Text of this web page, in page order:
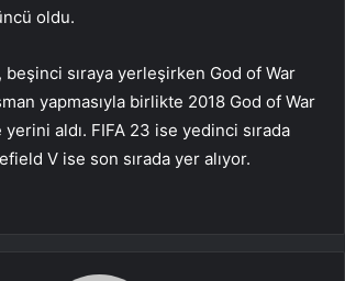
oldu.
beşinci sıraya yerleşirken God of War
yapmasıyla birlikte 2018 God of War
aldı. FIFA 23 ise yedinci sırada
V ise son sırada yer alıyor.